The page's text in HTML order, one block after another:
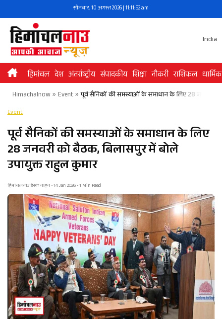
to
content
सोमवार, 10 अगस्त 2026 | 11:11:52 am
India
हिमांचल देश अंतर्राष्ट्रीय संपादकीय शिक्षा नौकरी राशिफल धार्मिक
Himachalnow» Event» पूर्व सैनिकों की समस्याओं के समाधान के लिए 28 जनवरी
Event
पूर्व सैनिकों की समस्याओं के समाधान के लिए
28 जनवरी को बैठक, बिलासपुर में बोले
उपायुक्त राहुल कुमार
हिमांचलनाउ डेस्क नाहन • 14 Jan 2026 • 1 Min Read